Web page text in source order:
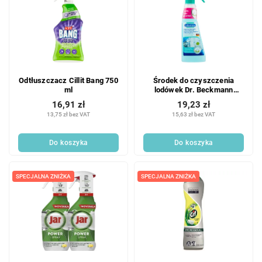
Odtłuszczacz Cillit Bang 750
ml
13,75 zł bez VAT
16,91 zł
Do koszyka
Środek do czyszczenia
lodówek Dr. Beckmann
Kühlschrank 250 ml
15,63 zł bez VAT
19,23 zł
Do koszyka
SPECJALNA ZNIŻKA SPECJALNA ZNIŻKA